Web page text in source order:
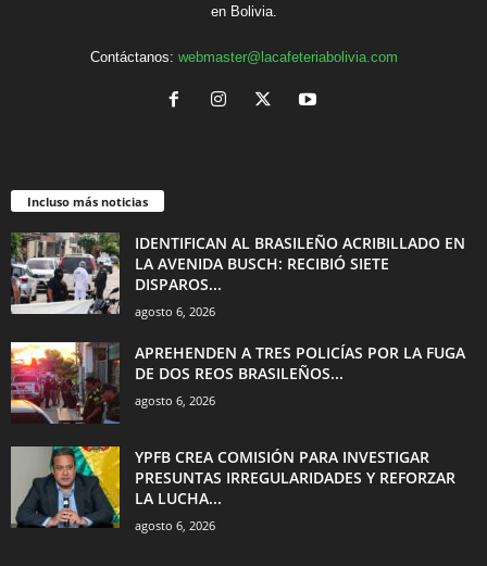
en Bolivia.
Contáctanos: webmaster@lacafeteriabolivia.com
Incluso más noticias
IDENTIFICAN AL BRASILEÑO ACRIBILLADO EN
LA AVENIDA BUSCH: RECIBIÓ SIETE
DISPAROS...
agosto 6, 2026
APREHENDEN A TRES POLICÍAS POR LA FUGA
DE DOS REOS BRASILEÑOS...
agosto 6, 2026
YPFB CREA COMISIÓN PARA INVESTIGAR
PRESUNTAS IRREGULARIDADES Y REFORZAR
LA LUCHA...
agosto 6, 2026